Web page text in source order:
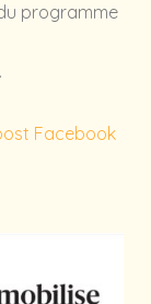
programme
Facebook